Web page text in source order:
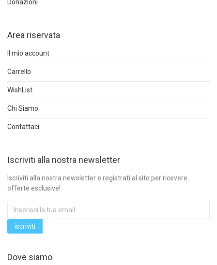
Donazioni
Area riservata
Il mio account
Carrello
WishList
Chi Siamo
Contattaci
Iscriviti alla nostra newsletter
Iscriviti alla nostra newsletter e registrati al sito per ricevere
offerte esclusive!
Dove siamo